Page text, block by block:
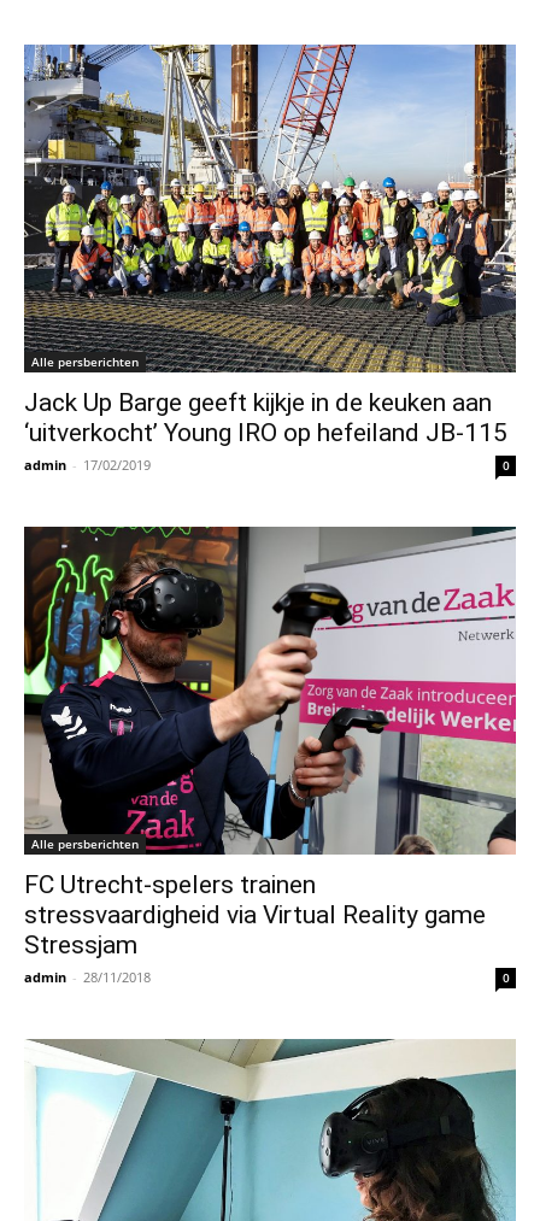
Alle persberichten
Jack Up Barge geeft kijkje in de keuken aan
‘uitverkocht’ Young IRO op hefeiland JB-115
admin - 17/02/2019 0
Alle persberichten
FC Utrecht-spelers trainen
stressvaardigheid via Virtual Reality game
Stressjam
admin - 28/11/2018 0